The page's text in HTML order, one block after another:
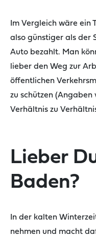
Im Vergleich wäre ein
also günstiger als der
Auto bezahlt. Man
lieber den Weg zur
öffentlichen
zu schützen (Angaben
Verhältnis zu
Lieber
Baden?
In der kalten Winter
nehmen und macht